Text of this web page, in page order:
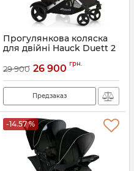
Прогулянкова коляска
для двійні Hauck Duett 2
29 900 26 900 грн.
Предзаказ
-14.57 %